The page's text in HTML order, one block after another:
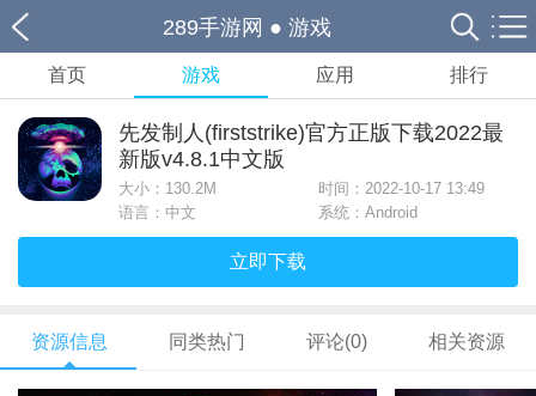
289手游网 ● 游戏
首页 游戏 应用 排行
先发制人(firststrike)官方正版下载2022最
新版v4.8.1中文版
大小： 130.2M
时间：2022-10-17 13:49
语言：中文
系统：Android
立即下载
资源信息 同类热门 评论(0) 相关资源